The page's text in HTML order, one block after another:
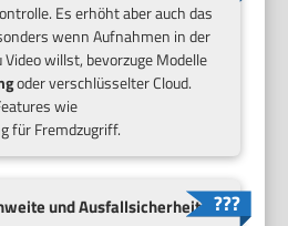
Es erhöht aber auch das
wenn Aufnahmen in der
Video willst, bevorzuge Modelle
oder verschlüsselter Cloud.
wie
für Fremdzugriff.
und Ausfallsicherheit?